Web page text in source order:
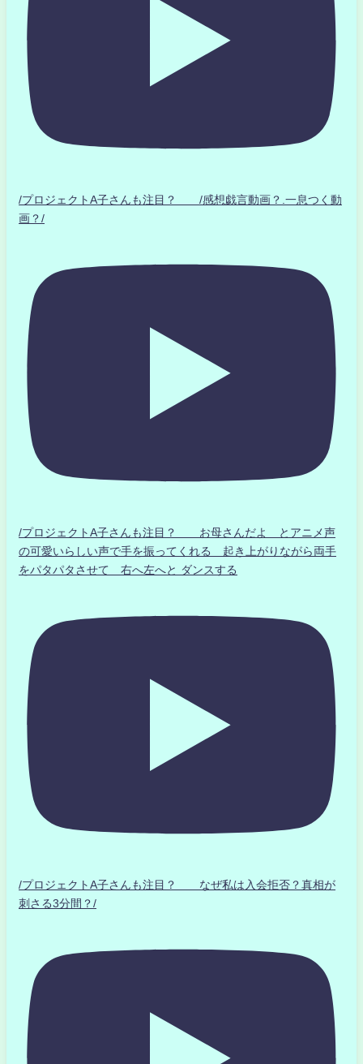
/プロジェクトA子さんも注目？ /感想戯言動画？.一息つく動
画？/
/プロジェクトA子さんも注目？ お母さんだよ とアニメ声
の可愛いらしい声で手を振ってくれる 起き上がりながら両手
をパタパタさせて 右へ左へと ダンスする
/プロジェクトA子さんも注目？ なぜ私は入会拒否？真相が
刺さる3分間？/